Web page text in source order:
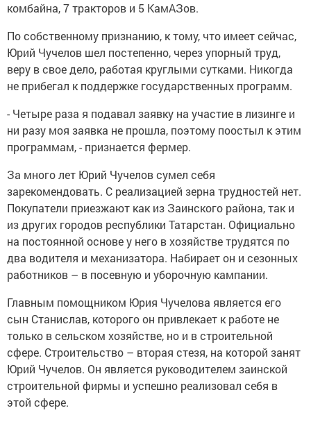
комбайна, 7 тракторов и 5 КамАЗов.
По собственному признанию, к тому, что имеет сейчас,
Юрий Чучелов шел постепенно, через упорный труд,
веру в свое дело, работая круглыми сутками. Никогда
не прибегал к поддержке государственных программ.
- Четыре раза я подавал заявку на участие в лизинге и
ни разу моя заявка не прошла, поэтому поостыл к этим
программам, - признается фермер.
За много лет Юрий Чучелов сумел себя
зарекомендовать. С реализацией зерна трудностей нет.
Покупатели приезжают как из Заинского района, так и
из других городов республики Татарстан. Официально
на постоянной основе у него в хозяйстве трудятся по
два водителя и механизатора. Набирает он и сезонных
работников – в посевную и уборочную кампании.
Главным помощником Юрия Чучелова является его
сын Станислав, которого он привлекает к работе не
только в сельском хозяйстве, но и в строительной
сфере. Строительство – вторая стезя, на которой занят
Юрий Чучелов. Он является руководителем заинской
строительной фирмы и успешно реализовал себя в
этой сфере.